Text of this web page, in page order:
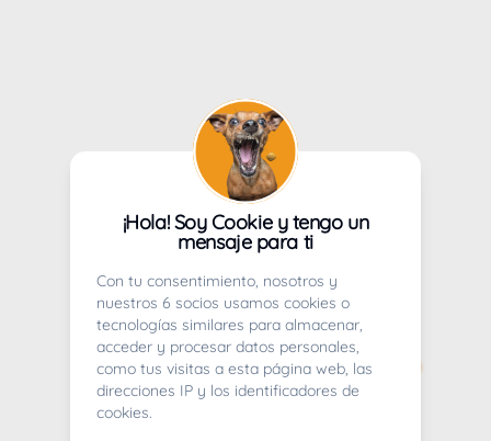
¡Hola! Soy Cookie y tengo un
mensaje para ti
Con tu consentimiento, nosotros y
nuestros 6 socios usamos cookies o
tecnologías similares para almacenar,
acceder y procesar datos personales,
como tus visitas a esta página web, las
direcciones IP y los identificadores de
cookies.